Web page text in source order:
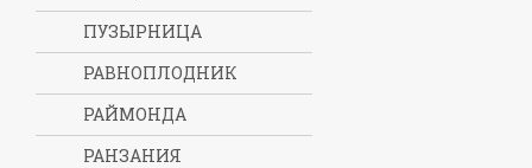
ПУЗЫРНИЦА
РАВНОПЛОДНИК
РАЙМОНДА
РАНЗАНИЯ